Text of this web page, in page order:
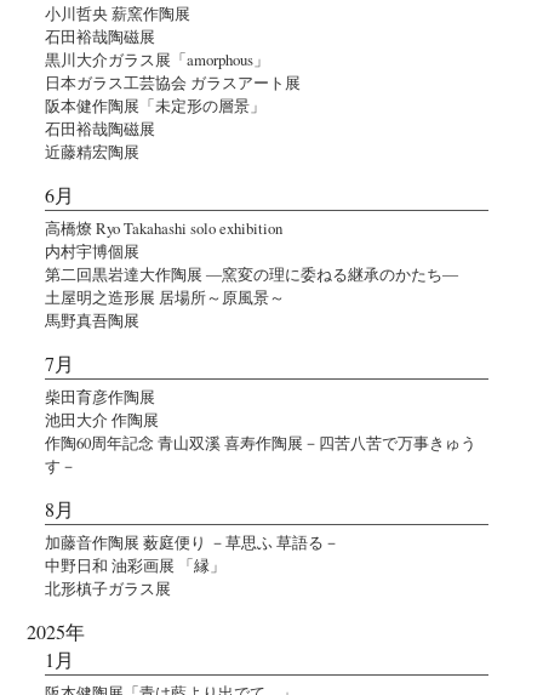
小川哲央 薪窯作陶展
石田裕哉陶磁展
黒川大介ガラス展「amorphous」
日本ガラス工芸協会 ガラスアート展
阪本健作陶展「未定形の層景」
石田裕哉陶磁展
近藤精宏陶展
6月
高橋燎 Ryo Takahashi solo exhibition
内村宇博個展
第二回黒岩達大作陶展 ―窯変の理に委ねる継承のかたち―
土屋明之造形展 居場所～原風景～
馬野真吾陶展
7月
柴田育彦作陶展
池田大介 作陶展
作陶60周年記念 青山双溪 喜寿作陶展－四苦八苦で万事きゅう
す－
8月
加藤音作陶展 薮庭便り －草思ふ 草語る－
中野日和 油彩画展 「縁」
北形槙子ガラス展
2025年
1月